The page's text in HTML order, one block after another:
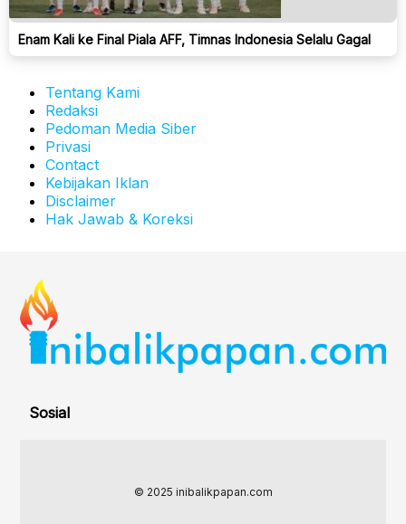
Enam Kali ke Final Piala AFF, Timnas Indonesia Selalu Gagal
Tentang Kami
Redaksi
Pedoman Media Siber
Privasi
Contact
Kebijakan Iklan
Disclaimer
Hak Jawab & Koreksi
Sosial
© 2025 inibalikpapan.com